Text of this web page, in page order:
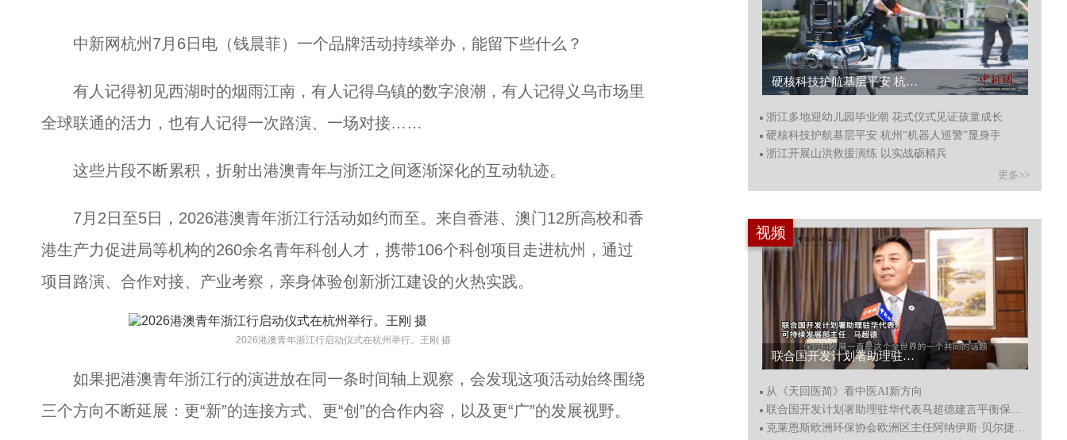
中新网杭州7月6日电（钱晨菲）一个品牌活动持续举办，能留下些什么？
有人记得初见西湖时的烟雨江南，有人记得乌镇的数字浪潮，有人记得义乌市场里
全球联通的活力，也有人记得一次路演、一场对接……
这些片段不断累积，折射出港澳青年与浙江之间逐渐深化的互动轨迹。
7月2日至5日，2026港澳青年浙江行活动如约而至。来自香港、澳门12所高校和香
港生产力促进局等机构的260余名青年科创人才，携带106个科创项目走进杭州，通过
项目路演、合作对接、产业考察，亲身体验创新浙江建设的火热实践。
2026港澳青年浙江行启动仪式在杭州举行。王刚 摄
如果把港澳青年浙江行的演进放在同一条时间轴上观察，会发现这项活动始终围绕
三个方向不断延展：更“新”的连接方式、更“创”的合作内容，以及更“广”的发展视野。
浙江多地迎幼儿园毕业潮 花式仪式见证孩童成长... 硬核科技护航基层平安 杭州“机器人巡警”显身手...
浙江多地迎幼儿园毕业潮 花式仪式见证孩童成长
硬核科技护航基层平安 杭州“机器人巡警”显身手
浙江开展山洪救援演练 以实战砺精兵
更多>>
视频
联合国开发计划署助理驻华代表马超德建言平衡保护与发展...
从《天回医简》看中医AI新方向
联合国开发计划署助理驻华代表马超德建言平衡保护与发展
克莱恩斯欧洲环保协会欧洲区主任阿纳伊斯·贝尔捷呼吁深化